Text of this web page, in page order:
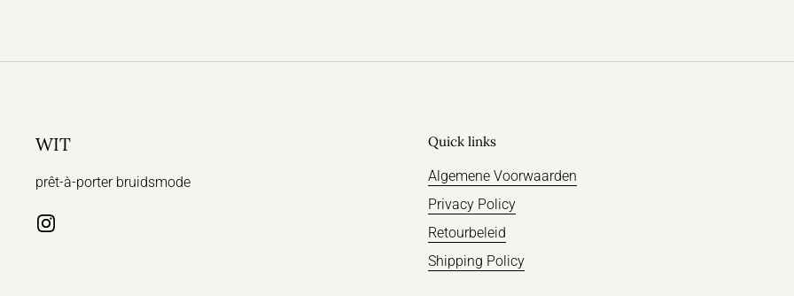
WIT
prêt-à-porter bruidsmode
Instagram
Quick links
Algemene Voorwaarden
Privacy Policy
Retourbeleid
Shipping Policy